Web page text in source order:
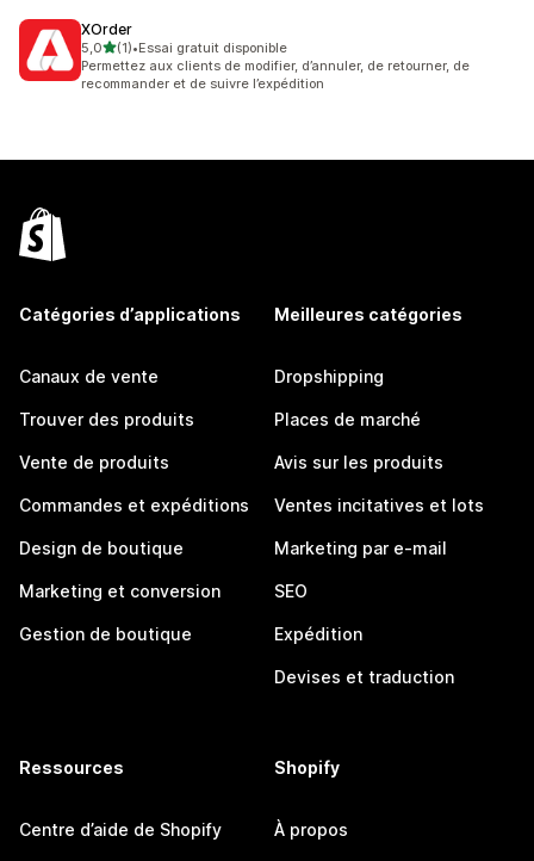
XOrder
5,0étoile(s) sur 5
(1)
1 avis au total
•Essai gratuit disponible
Permettez aux clients de modifier, d’annuler, de retourner, de
recommander et de suivre l’expédition
Catégories d’applications
Canaux de vente
Trouver des produits
Vente de produits
Commandes et expéditions
Design de boutique
Marketing et conversion
Gestion de boutique
Meilleures catégories
Dropshipping
Places de marché
Avis sur les produits
Ventes incitatives et lots
Marketing par e-mail
SEO
Expédition
Devises et traduction
Ressources
Centre d’aide de Shopify
Shopify
À propos